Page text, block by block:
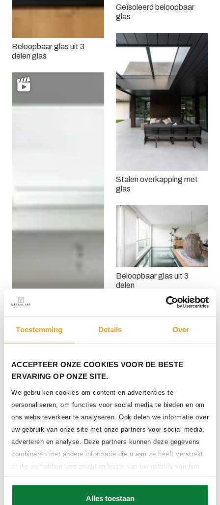
Toestemming Details Over
ACCEPTEER ONZE COOKIES VOOR DE BESTE
ERVARING OP ONZE SITE.
We gebruiken cookies om content en advertenties te
personaliseren, om functies voor social media te bieden en om
ons websiteverkeer te analyseren. Ook delen we informatie over
uw gebruik van onze site met onze partners voor social media,
adverteren en analyse. Deze partners kunnen deze gegevens
combineren met andere informatie die u aan ze heeft verstrekt
of die ze hebben verzameld op basis van uw gebruik van hun
Alles toestaan
Beloopbaar glas uit 3
delen glas
Geïsoleerd beloopbaar
glas
Stalen overkapping met
glas
Beloopbaar glas uit 3
delen
delen
delen glas